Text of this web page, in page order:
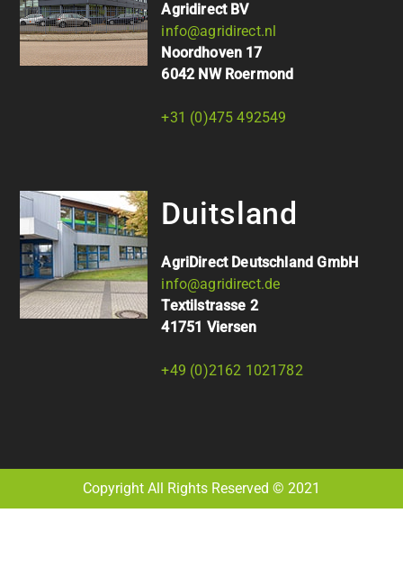
Agridirect BV
info@agridirect.nl
Noordhoven 17
6042 NW Roermond
+31 (0)475 492549
Duitsland
AgriDirect Deutschland GmbH
info@agridirect.de
Textilstrasse 2
41751 Viersen
+49 (0)2162 1021782
Copyright All Rights Reserved © 2021